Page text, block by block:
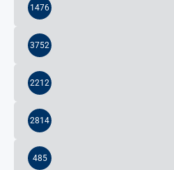
1476
3752
2212
2814
485